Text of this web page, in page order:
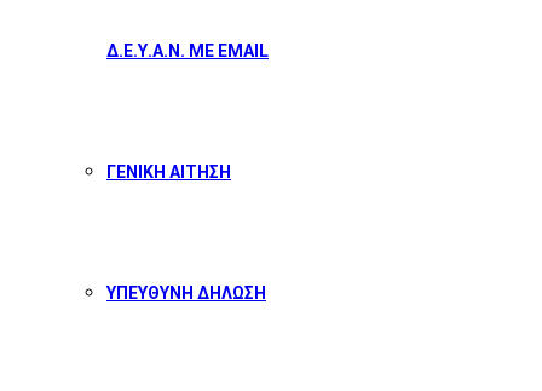
Δ.Ε.Υ.Α.Ν. ΜΕ EMAIL
ΓΕΝΙΚΗ ΑΙΤΗΣΗ
ΥΠΕΥΘΥΝΗ ΔΗΛΩΣΗ